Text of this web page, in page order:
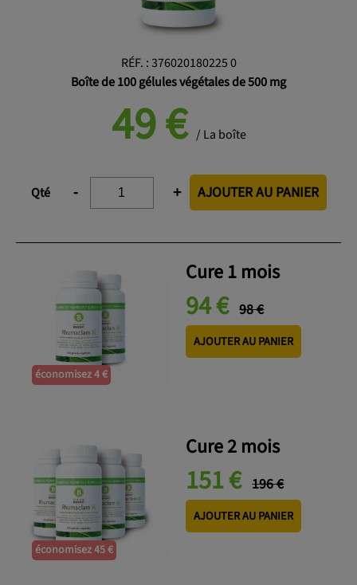
RÉF. :376020180225 0
Boîte de 100 gélules végétales de 500 mg
49€ / La boîte
Qté - + AJOUTER AU PANIER
économisez 4 €
Cure 1 mois
94 € 98 €
AJOUTER AU PANIER
économisez 45 €
Cure 2 mois
151 € 196 €
AJOUTER AU PANIER